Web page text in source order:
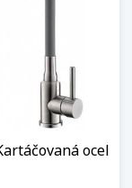
ocel